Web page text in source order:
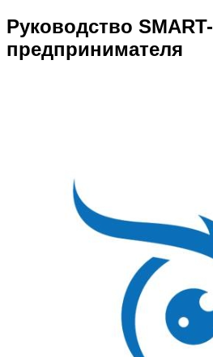
Руководство SMART-
предпринимателя